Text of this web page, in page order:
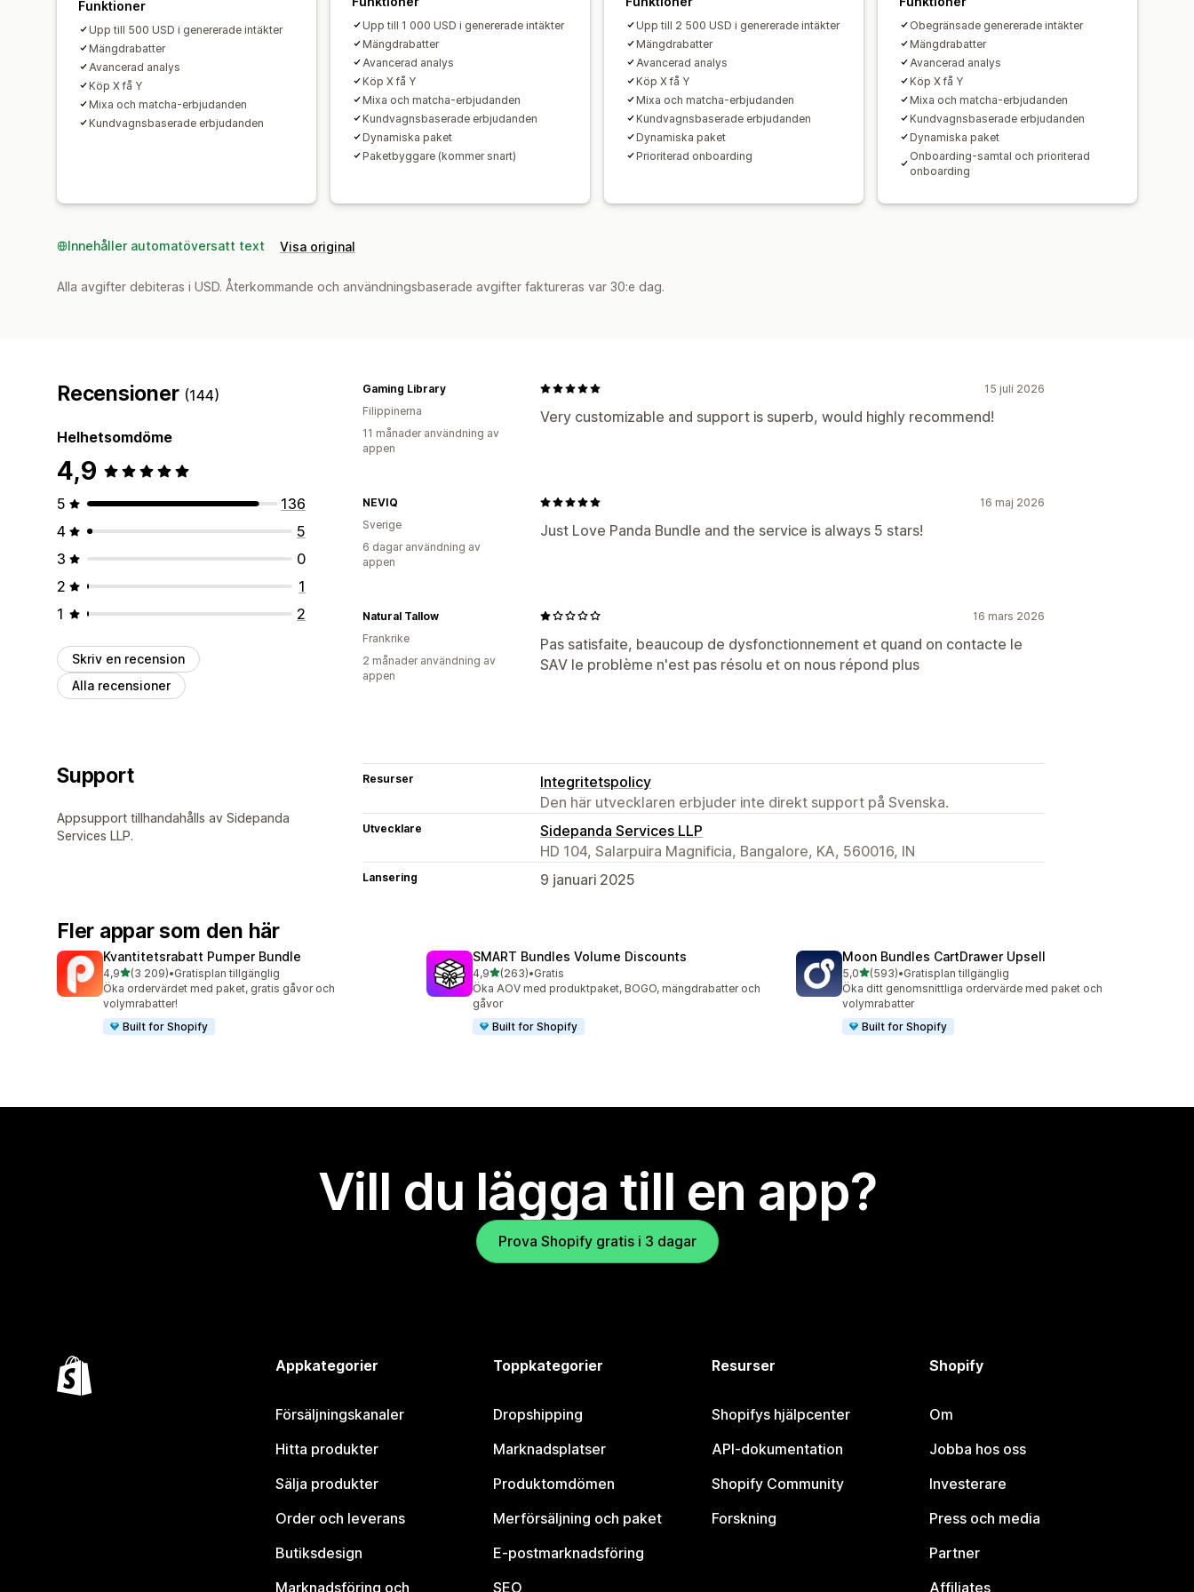
Dynamisk prissättning
Funktioner
Upp till 500 USD i genererade intäkter
Mängdrabatter
Avancerad analys
Köp X få Y
Mixa och matcha-erbjudanden
Kundvagnsbaserade erbjudanden
Upp till 1 000 USD i genererade intäkter
Mängdrabatter
Avancerad analys
Köp X få Y
Mixa och matcha-erbjudanden
Kundvagnsbaserade erbjudanden
Dynamiska paket
Paketbyggare (kommer snart)
Upp till 2 500 USD i genererade intäkter
Mängdrabatter
Avancerad analys
Köp X få Y
Mixa och matcha-erbjudanden
Kundvagnsbaserade erbjudanden
Dynamiska paket
Prioriterad onboarding
Obegränsade genererade intäkter
Mängdrabatter
Avancerad analys
Köp X få Y
Mixa och matcha-erbjudanden
Kundvagnsbaserade erbjudanden
Dynamiska paket
Onboarding-samtal och prioriterad
onboarding
Innehåller automatöversatt text Visa original
Alla avgifter debiteras i USD. Återkommande och användningsbaserade avgifter faktureras var 30:e dag.
Recensioner (144)
Helhetsomdöme
4,9
5
136
4
5
3
0
2
1
1
2
Skriv en recension
Alla recensioner
15 juli 2026
Very customizable and support is superb, would highly recommend!
Gaming Library
Filippinerna
11 månader användning av
appen
16 maj 2026
Just Love Panda Bundle and the service is always 5 stars!
NEVIQ
Sverige
6 dagar användning av
appen
16 mars 2026
Pas satisfaite, beaucoup de dysfonctionnement et quand on contacte le
SAV le problème n'est pas résolu et on nous répond plus
Natural Tallow
Frankrike
2 månader användning av
appen
Support
Appsupport tillhandahålls av Sidepanda
Services LLP.
Resurser
Integritetspolicy
Den här utvecklaren erbjuder inte direkt support på Svenska.
Utvecklare
Sidepanda Services LLP
HD 104, Salarpuira Magnificia, Bangalore, KA, 560016, IN
Lansering 9 januari 2025
Fler appar som den här
Kvantitetsrabatt Pumper Bundle
4,9av 5 stjärnor
(3 209)
3209 recensioner totalt
•Gratisplan tillgänglig
Öka ordervärdet med paket, gratis gåvor och
volymrabatter!
Built for Shopify
SMART Bundles Volume Discounts
4,9av 5 stjärnor
(263)
263 recensioner totalt
•Gratis
Öka AOV med produktpaket, BOGO, mängdrabatter och
gåvor
Built for Shopify
Moon Bundles CartDrawer Upsell
5,0av 5 stjärnor
(593)
593 recensioner totalt
•Gratisplan tillgänglig
Öka ditt genomsnittliga ordervärde med paket och
volymrabatter
Built for Shopify
Vill du lägga till en app?
Prova Shopify gratis i 3 dagar
Appkategorier
Försäljningskanaler
Hitta produkter
Sälja produkter
Order och leverans
Butiksdesign
Marknadsföring och
Toppkategorier
Dropshipping
Marknadsplatser
Produktomdömen
Merförsäljning och paket
E-postmarknadsföring
SEO
Resurser
Shopifys hjälpcenter
API-dokumentation
Shopify Community
Forskning
Shopify
Om
Jobba hos oss
Investerare
Press och media
Partner
Affiliates